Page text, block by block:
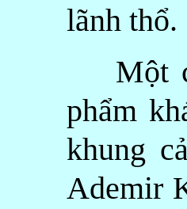
lãnh thổ.
Một
phẩm
khung
Ademir